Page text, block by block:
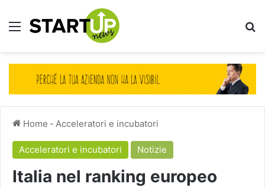
Menu
Home - Acceleratori e incubatori
Acceleratori e incubatori Notizie
Italia nel ranking europeo